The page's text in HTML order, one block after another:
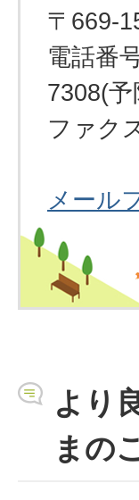
〒669-
電話番
7308(予
ファク
メール
より
まの